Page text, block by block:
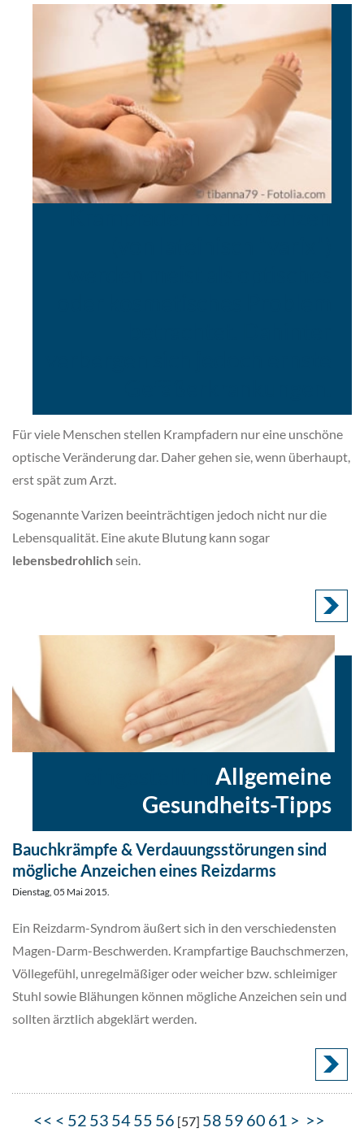
Für viele Menschen stellen Krampfadern nur eine unschöne
optische Veränderung dar. Daher gehen sie, wenn überhaupt,
erst spät zum Arzt.
Sogenannte Varizen beeinträchtigen jedoch nicht nur die
Lebensqualität. Eine akute Blutung kann sogar
lebensbedrohlichsein.
Allgemeine
Gesundheits-Tipps
Bauchkrämpfe & Verdauungsstörungen sind
mögliche Anzeichen eines Reizdarms
Dienstag, 05 Mai 2015.
Ein Reizdarm-Syndrom äußert sich in den verschiedensten
Magen-Darm-Beschwerden. Krampfartige Bauchschmerzen,
Völlegefühl, unregelmäßiger oder weicher bzw. schleimiger
Stuhl sowie Blähungen können mögliche Anzeichen sein und
sollten ärztlich abgeklärt werden.
<< < 52 53 5455 56 [57] 58 59 60 61 > >>